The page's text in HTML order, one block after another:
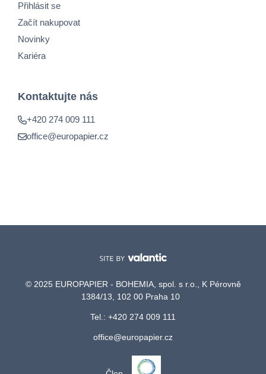
Přihlásit se
Začít nakupovat
Novinky
Kariéra
Kontaktujte nás
+420 274 009 111
office@europapier.cz
© 2025 EUROPAPIER - BOHEMIA, spol. s r.o., K Pérovně
1384/13, 102 00 Praha 10
Tel.: +420 274 009 111
office@europapier.cz